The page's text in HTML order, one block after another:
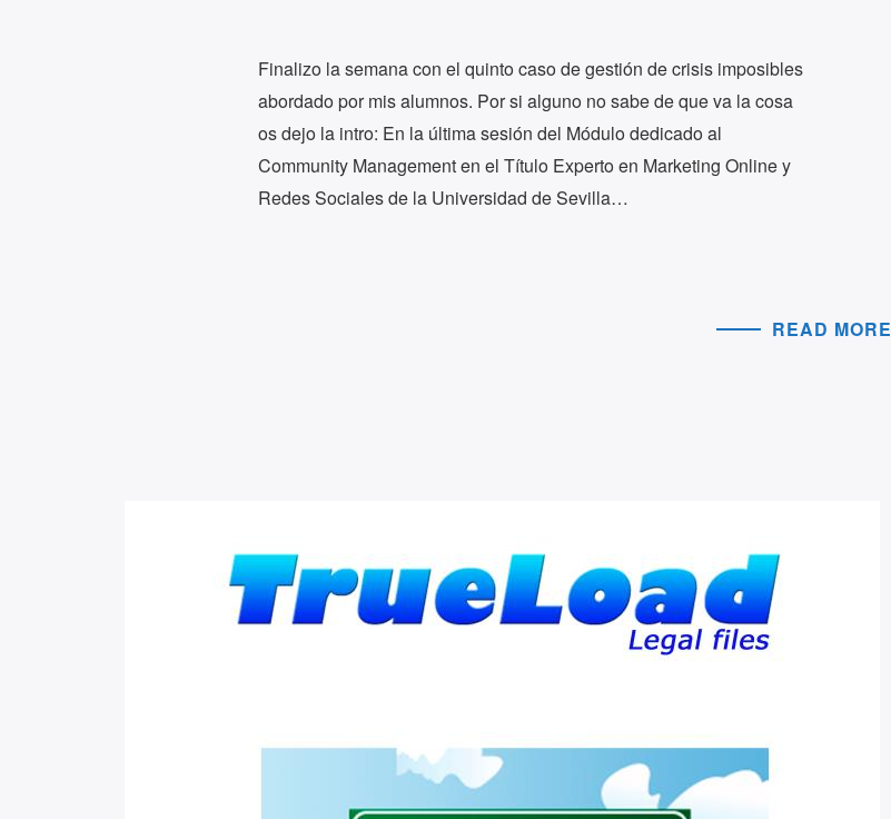
Finalizo la semana con el quinto caso de gestión de crisis imposibles
abordado por mis alumnos. Por si alguno no sabe de que va la cosa
os dejo la intro: En la última sesión del Módulo dedicado al
Community Management en el Título Experto en Marketing Online y
Redes Sociales de la Universidad de Sevilla…
READ MORE